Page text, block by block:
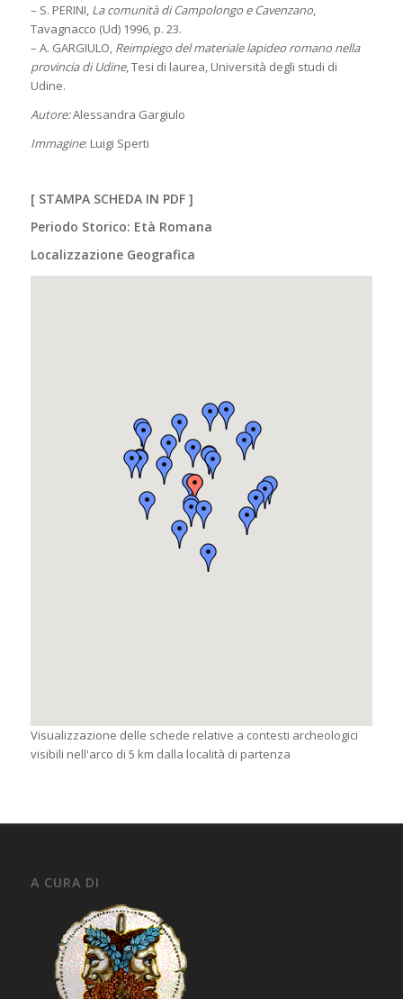
– S. PERINI, La comunità di Campolongo e Cavenzano,
Tavagnacco (Ud) 1996, p. 23.
– A. GARGIULO, Reimpiego del materiale lapideo romano nella
provincia di Udine, Tesi di laurea, Università degli studi di
Udine.
Autore:Alessandra Gargiulo
Immagine: Luigi Sperti
[ STAMPA SCHEDA IN PDF]
Periodo Storico: Età Romana
Localizzazione Geografica
Visualizzazione delle schede relative a contesti archeologici
visibili nell'arco di 5 km dalla località di partenza
A CURA DI